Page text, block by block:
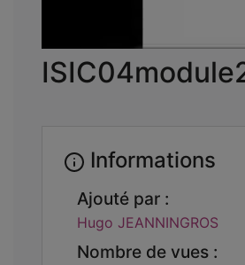
Informations
Ajouté par :
Hugo JEANNINGROS
Nombre de vues :